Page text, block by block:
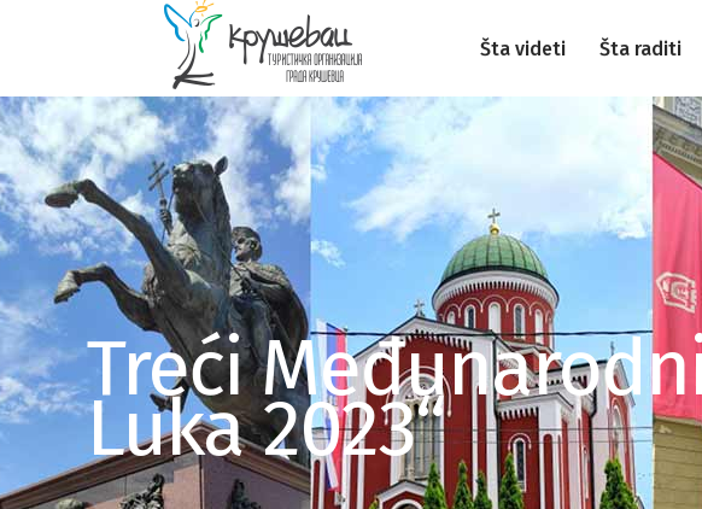
Šta videti Šta raditi
Treći
Luka 2023“